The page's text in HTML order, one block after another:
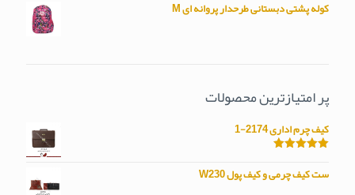
کوله پشتی دبستانی طرحدار پروانه ای M
پر امتیازترین محصولات
کیف چرم اداری 2174-1
ست کیف چرمی و کیف پول W230